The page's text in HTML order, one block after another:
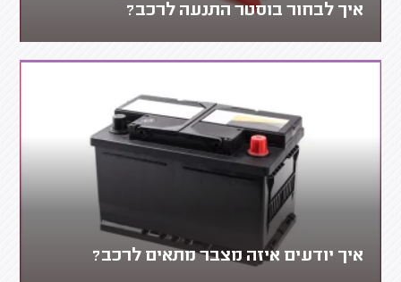
איך לבחור בוסטר התנעה לרכב?
איך יודעים איזה מצבר מתאים לרכב?